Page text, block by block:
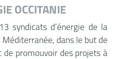
OCCITANIE
syndicats d’énergie de la
dans le but de
de promouvoir des projets à